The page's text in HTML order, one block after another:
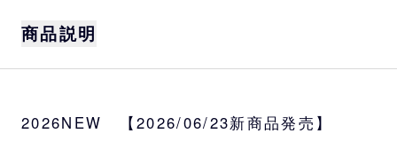
商品説明
2026NEW 【2026/06/23新商品発売】